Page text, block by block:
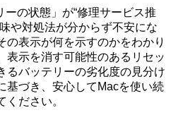
の状態」が“修理サービス推
や対処法が分からず不安にな
の表示が何を示すのかをわかり
表示を消す可能性のあるリセッ
るバッテリーの劣化度の見分け
基づき、安心してMacを使い続
ださい。